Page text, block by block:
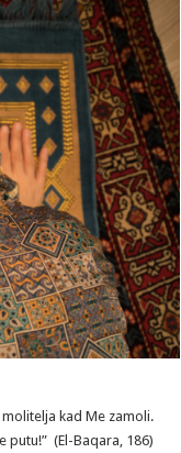
kad Me zamoli.
putu!” (El-Baqara, 186)